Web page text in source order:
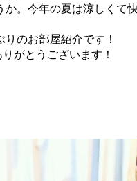
。今年の夏は涼しくて快
のお部屋紹介です！
がとうございます！